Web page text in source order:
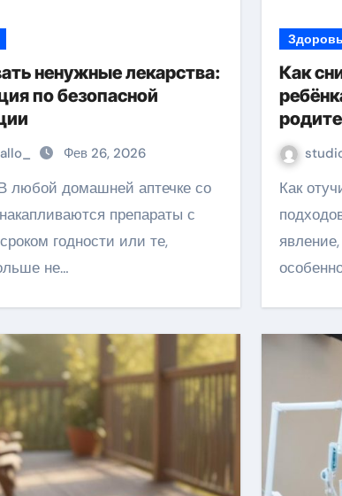
ненужные лекарства:
по безопасной
Фев 26, 2026
препараты с
годности или те,
не…
Как
Как отучить ребёнка капризничать: обзор